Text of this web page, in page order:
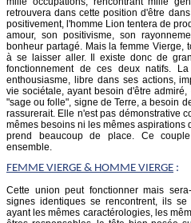
retrouvera dans cette position d'être
positivement, l'homme Lion tentera de
amour, son positivisme, son
bonheur partagé. Mais la femme Vierge,
à se laisser aller. Il existe donc de
fonctionnement de ces deux natifs.
enthousiasme, libre dans ses actions,
vie sociétale, ayant besoin d'être
"sage ou folle", signe de Terre, a besoin
rassurerait. Elle n'est pas démonstrative
mêmes besoins ni les mêmes aspirations
prend beaucoup de place. Ce
ensemble.
FEMME VIERGE & HOMME VIERGE :
Cette union peut fonctionner mais
signes identiques se rencontrent, ils se
ayant les mêmes caractérologies, les